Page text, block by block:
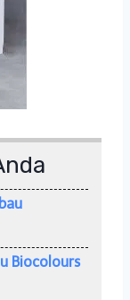
Biocolours